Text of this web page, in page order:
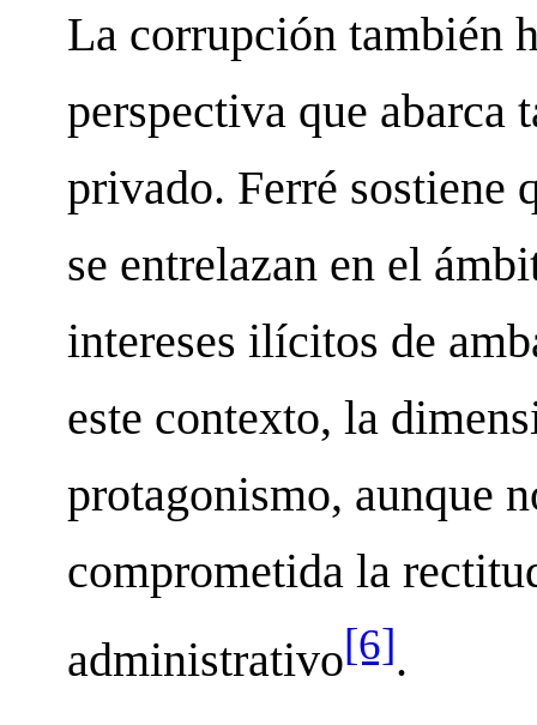
La corrupción también
perspectiva que
privado. Ferré sostiene
se entrelazan en el
intereses ilícitos de
este contexto, la
protagonismo, aunque
comprometida la
administrativo[6].